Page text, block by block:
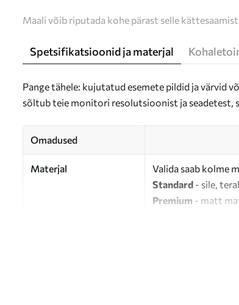
Maali võib riputada kohe pärast selle
Spetsifikatsioonid ja materjal
Pange tähele: kujutatud esemete pildid ja värvid
sõltub teie monitori resolutsioonist ja seadetest,
Omadused
Materjal
Valida saab kolme
Standard - sile,
Premium - matt